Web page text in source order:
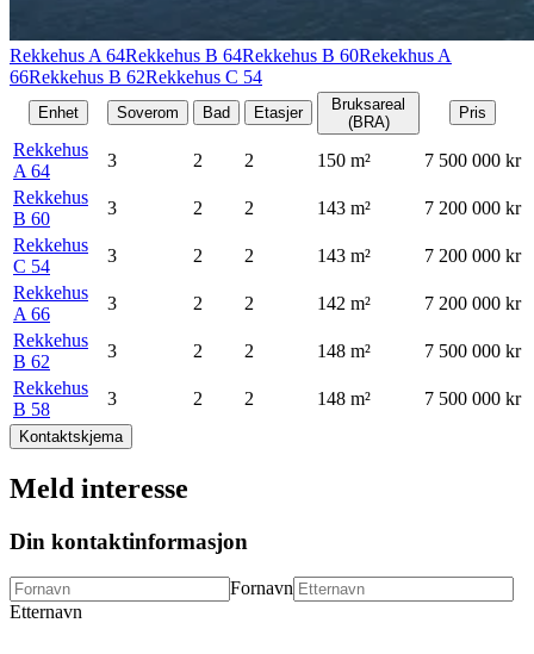
Rekkehus A 64Rekkehus B 64Rekkehus B 60Rekekhus A
66Rekkehus B 62Rekkehus C 54
Enhet Soverom Bad Etasjer
Bruksareal
(BRA)
Pris
Rekkehus
A 64
3 2 2 150 m²
7 500 000 kr
Rekkehus
B 60
3 2 2 143 m²
7 200 000 kr
Rekkehus
C 54
3 2 2 143 m²
7 200 000 kr
Rekkehus
A 66
3 2 2 142 m²
7 200 000 kr
Rekkehus
B 62
3 2 2 148 m²
7 500 000 kr
Rekkehus
B 58
3 2 2 148 m² 7 500 000 kr
Kontaktskjema
Meld interesse
Din kontaktinformasjon
Fornavn
Etternavn